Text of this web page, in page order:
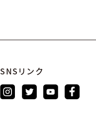
SNSリンク